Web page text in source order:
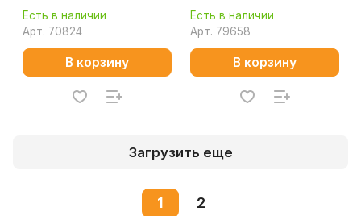
шт.) MILWAUKEE
49005424
Есть в наличии
Арт. 70824
В корзину
MILWAUKEE 48001640
Есть в наличии
Арт. 79658
В корзину
Загрузить еще
1 2